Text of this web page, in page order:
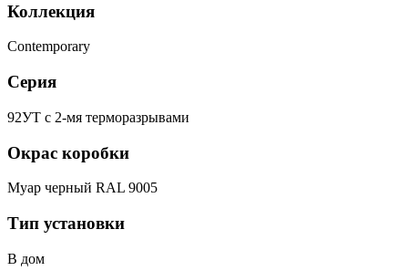
Коллекция
Contemporary
Серия
92УТ с 2-мя терморазрывами
Окрас коробки
Муар черный RAL 9005
Тип установки
В дом